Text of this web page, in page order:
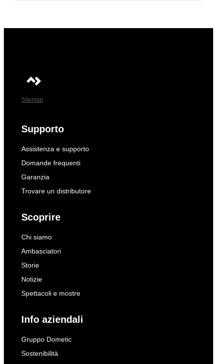
Sitemap
Supporto
Assistenza e supporto
Domande frequenti
Garanzia
Trovare un distributore
Scoprire
Chi siamo
Ambasciatori
Storie
Notizie
Spettacoli e mostre
Info aziendali
Gruppo Dometic
Sostenibilità